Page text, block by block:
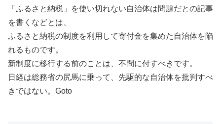
「ふるさと納税」を使い切れない自治体は問題だとの記事
を書くなどとは、
ふるさと納税の制度を利用して寄付金を集めた自治体を陥
れるものです。
新制度に移行する前のことは、不問に付すべきです。
日経は総務省の尻馬に乗って、先駆的な自治体を批判すべ
きではない。Goto